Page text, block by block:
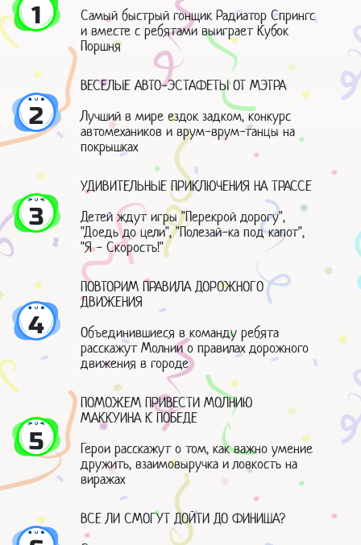
1
Самый быстрый гонщик Радиатор Спрингс
и вместе с ребятами выиграет Кубок
Поршня
2
ВЕСЕЛЫЕ АВТО-ЭСТАФЕТЫ ОТ МЭТРА
Лучший в мире ездок задком, конкурс
автомехаников и врум-врум-танцы на
покрышках
3
УДИВИТЕЛЬНЫЕ ПРИКЛЮЧЕНИЯ НА ТРАССЕ
Детей ждут игры "Перекрой дорогу",
"Доедь до цели", "Полезай-ка под капот",
"Я - Скорость!"
4
ПОВТОРИМ ПРАВИЛА ДОРОЖНОГО
ДВИЖЕНИЯ
Объединившиеся в команду ребята
расскажут Молнии о правилах дорожного
движения в городе
5
ПОМОЖЕМ ПРИВЕСТИ МОЛНИЮ
МАККУИНА К ПОБЕДЕ
Герои расскажут о том, как важно умение
дружить, взаимовыручка и ловкость на
виражах
ВСЕ ЛИ СМОГУТ ДОЙТИ ДО ФИНИША?